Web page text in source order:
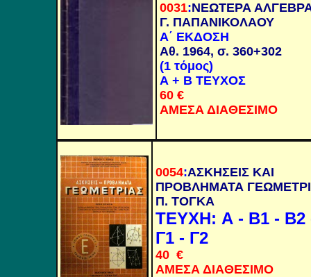
0031:ΝΕΩΤΕΡΑ
Γ. ΠΑΠΑΝΙΚΟΛΑΟΥ
Α΄ ΕΚΔΟΣΗ
Αθ. 1964, σ. 360+302
(1 τόμος)
Α + Β ΤΕΥΧΟΣ
60 €
ΑΜΕΣΑ ΔΙΑΘΕΣΙΜΟ
0054:ΑΣΚΗΣΕΙΣ ΚΑΙ
ΠΡΟΒΛΗΜΑΤΑ
Π. ΤΟΓΚΑ
ΤΕΥΧΗ: Α - Β1 - Β2
Γ1 - Γ2
40 €
ΑΜΕΣΑ ΔΙΑΘΕΣΙΜΟ